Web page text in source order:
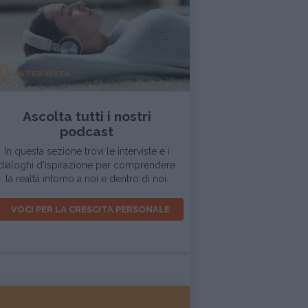
INTERVISTA
Ascolta tutti i nostri
podcast
In questa sezione trovi le interviste e i
d'ispirazione per comprendere
la realtà intorno a noi e dentro di noi.
VOCI PER LA CRESCITA PERSONALE